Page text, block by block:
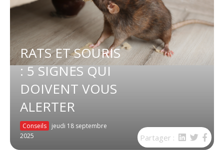
RATS ET SOURIS
: 5 SIGNES QUI
DOIVENT VOUS
ALERTER
Conseils
jeudi 18 septembre
2025
Partager :